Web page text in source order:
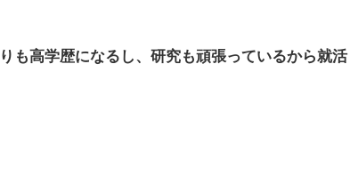
も高学歴になるし、研究も頑張っているから就活